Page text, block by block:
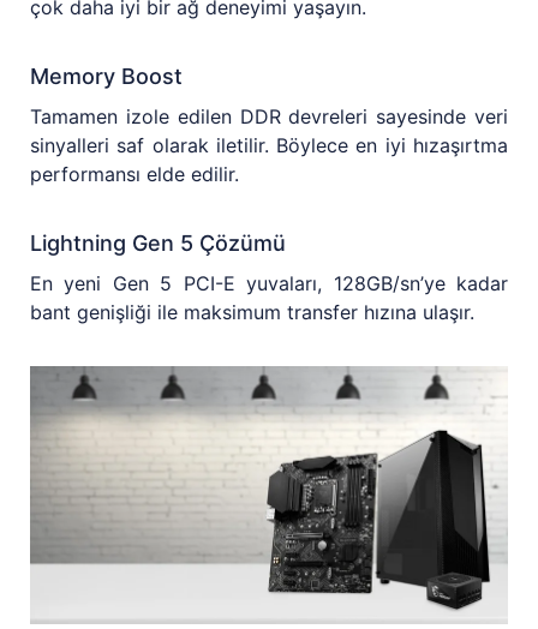
çok daha iyi bir ağ deneyimi yaşayın.
Memory Boost
Tamamen izole edilen DDR devreleri sayesinde veri
sinyalleri saf olarak iletilir. Böylece en iyi hızaşırtma
performansı elde edilir.
Lightning Gen 5 Çözümü
En yeni Gen 5 PCI-E yuvaları, 128GB/sn’ye kadar
bant genişliği ile maksimum transfer hızına ulaşır.